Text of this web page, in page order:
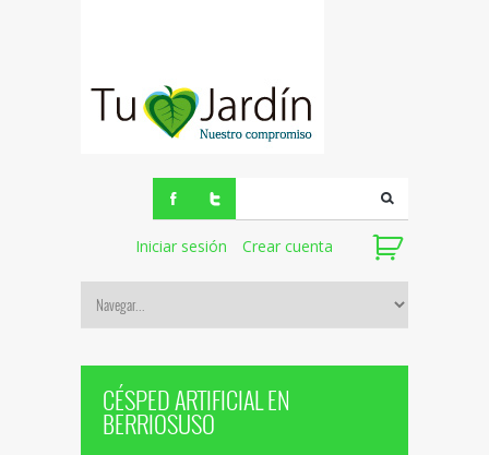
Iniciar sesión Crear cuenta
CÉSPED ARTIFICIAL EN
BERRIOSUSO